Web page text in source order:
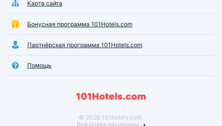
Карта сайта
Бонусная программа 101Hotels.com
Партнёрская программа 101Hotels.com
Помощь
© 2026 101hotels.com.
Все права защищены.